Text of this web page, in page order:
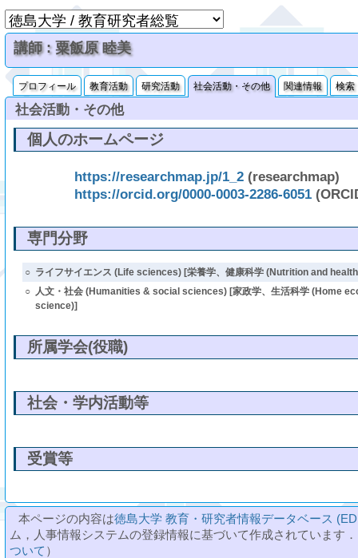
講師 : 粟飯原 睦美
プロフィール 教育活動 研究活動 社会活動・その他 関連情報 検索
社会活動・その他
個人のホームページ
https://researchmap.jp/1_2 (researchmap)
https://orcid.org/0000-0003-2286-6051
専門分野
○ ライフサイエンス (Life sciences) [栄養学、健康科学 (Nutrition and
○ 人文・社会 (Humanities & social sciences) [家政学、生活科学 (Home
science)]
所属学会(役職)
社会・学内活動等
受賞等
本ページの内容は徳島大学 教育・研究者情報データベース
ム，人事情報システムの登録情報に基づいて作成されています
ついて ）